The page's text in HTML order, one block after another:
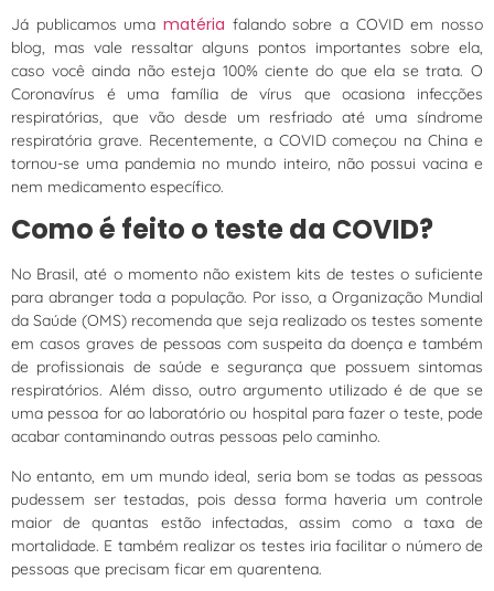
Já publicamos uma matéria falando sobre a COVID em nosso
blog, mas vale ressaltar alguns pontos importantes sobre ela,
caso você ainda não esteja 100% ciente do que ela se trata. O
Coronavírus é uma família de vírus que ocasiona infecções
respiratórias, que vão desde um resfriado até uma síndrome
respiratória grave. Recentemente, a COVID começou na China e
tornou-se uma pandemia no mundo inteiro, não possui vacina e
nem medicamento específico.
Como é feito o teste da COVID?
No Brasil, até o momento não existem kits de testes o suficiente
para abranger toda a população. Por isso, a Organização Mundial
da Saúde (OMS) recomenda que seja realizado os testes somente
em casos graves de pessoas com suspeita da doença e também
de profissionais de saúde e segurança que possuem sintomas
respiratórios. Além disso, outro argumento utilizado é de que se
uma pessoa for ao laboratório ou hospital para fazer o teste, pode
acabar contaminando outras pessoas pelo caminho.
No entanto, em um mundo ideal, seria bom se todas as pessoas
pudessem ser testadas, pois dessa forma haveria um controle
maior de quantas estão infectadas, assim como a taxa de
mortalidade. E também realizar os testes iria facilitar o número de
pessoas que precisam ficar em quarentena.